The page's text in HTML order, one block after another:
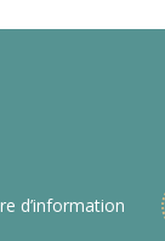
d’information